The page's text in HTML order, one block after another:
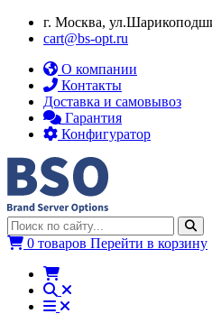
г. Москва,
cart@bs-opt.ru
О компании
Контакты
Доставка и самовывоз
Гарантия
Конфигуратор
0 товаров Перейти в корзину